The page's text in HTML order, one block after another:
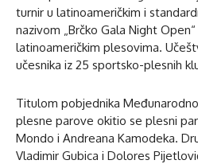
turnir u latinoameričkim i
nazivom „Brčko Gala Night
latinoameričkim plesovima.
učesnika iz 25 sportsko-plesnih
Titulom pobjednika
plesne parove okitio se plesni
Mondo i Andreana Kamodeka.
Vladimir Gubica i Dolores